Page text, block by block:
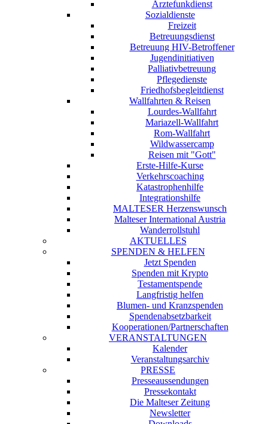
Ärztefunkdienst
Sozialdienste
Freizeit
Betreuungsdienst
Betreuung HIV-Betroffener
Jugendinitiativen
Palliativbetreuung
Pflegedienste
Friedhofsbegleitdienst
Wallfahrten & Reisen
Lourdes-Wallfahrt
Mariazell-Wallfahrt
Rom-Wallfahrt
Wildwassercamp
Reisen mit "Gott"
Erste-Hilfe-Kurse
Verkehrscoaching
Katastrophenhilfe
Integrationshilfe
MALTESER Herzenswunsch
Malteser International Austria
Wanderrollstuhl
AKTUELLES
SPENDEN & HELFEN
Jetzt Spenden
Spenden mit Krypto
Testamentspende
Langfristig helfen
Blumen- und Kranzspenden
Spendenabsetzbarkeit
Kooperationen/Partnerschaften
VERANSTALTUNGEN
Kalender
Veranstaltungsarchiv
PRESSE
Presseaussendungen
Pressekontakt
Die Malteser Zeitung
Newsletter